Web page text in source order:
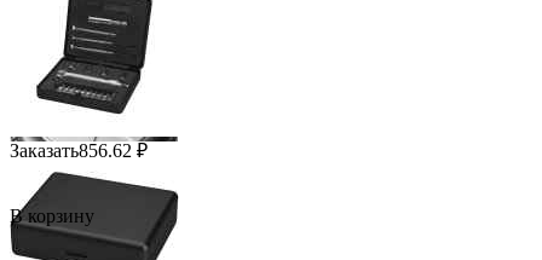
Заказать856.62 ₽
В корзину